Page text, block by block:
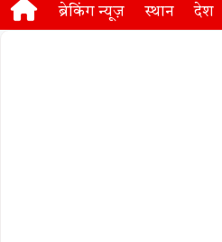
ब्रेकिंग न्यूज़ स्थान देश